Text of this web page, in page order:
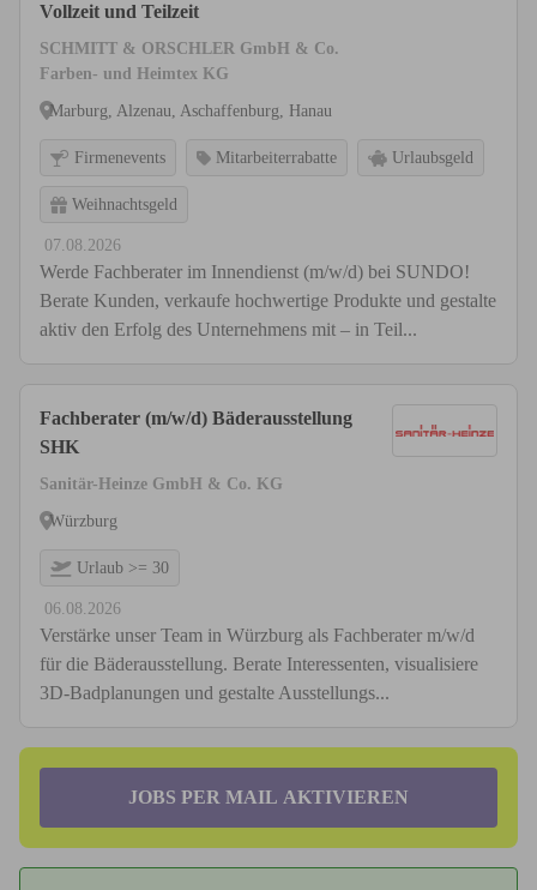
Vollzeit und Teilzeit
SCHMITT & ORSCHLER GmbH & Co.
Farben- und Heimtex KG
Marburg, Alzenau, Aschaffenburg, Hanau
Firmenevents Mitarbeiterrabatte Urlaubsgeld
Weihnachtsgeld
07.08.2026
Werde Fachberater im Innendienst (m/w/d) bei SUNDO!
Berate Kunden, verkaufe hochwertige Produkte und gestalte
aktiv den Erfolg des Unternehmens mit – in Teil...
Fachberater (m/w/d) Bäderausstellung
SHK
Sanitär-Heinze GmbH & Co. KG
Würzburg
Urlaub >= 30
06.08.2026
Verstärke unser Team in Würzburg als Fachberater m/w/d
für die Bäderausstellung. Berate Interessenten, visualisiere
3D-Badplanungen und gestalte Ausstellungs...
JOBS PER MAIL AKTIVIEREN